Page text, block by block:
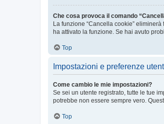
Che cosa provoca il comando
La funzione “Cancella cookie”
ha attivato la funzione. Se hai avuto
Top
Impostazioni e preferenze
Come cambio le mie impostazioni?
Se sei un utente registrato, tutte le tue
potrebbe non essere sempre vero.
Top